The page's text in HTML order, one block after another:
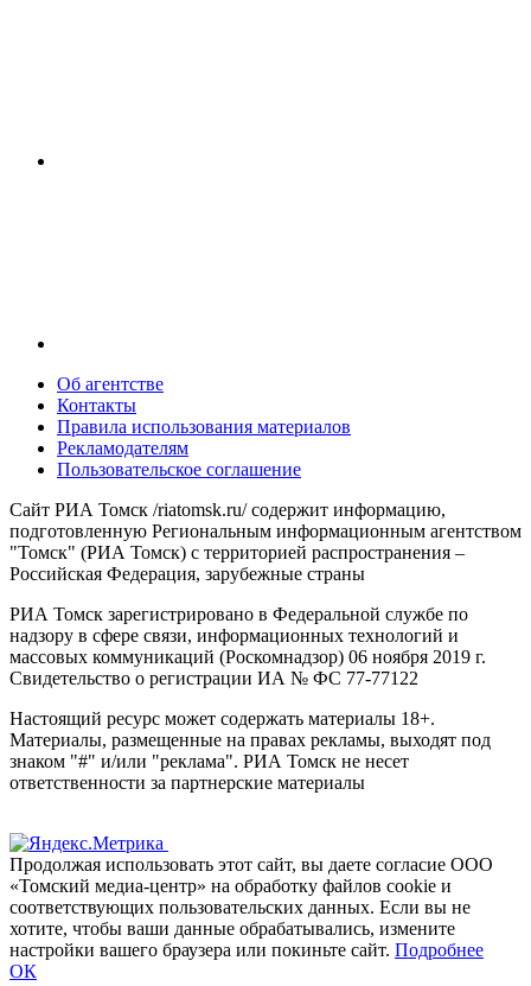
Об агентстве
Контакты
Правила использования материалов
Рекламодателям
Пользовательское соглашение
Сайт РИА Томск /riatomsk.ru/ содержит информацию,
подготовленную Региональным информационным агентством
"Томск" (РИА Томск) с территорией распространения –
Российская Федерация, зарубежные страны
РИА Томск зарегистрировано в Федеральной службе по
надзору в сфере связи, информационных технологий и
массовых коммуникаций (Роскомнадзор) 06 ноября 2019 г.
Свидетельство о регистрации ИА № ФС 77-77122
Настоящий ресурс может содержать материалы 18+.
Материалы, размещенные на правах рекламы, выходят под
знаком "#" и/или "реклама". РИА Томск не несет
ответственности за партнерские материалы
Продолжая использовать этот сайт, вы даете согласие ООО
«Томский медиа-центр» на обработку файлов cookie и
соответствующих пользовательских данных. Если вы не
хотите, чтобы ваши данные обрабатывались, измените
настройки вашего браузера или покиньте сайт. Подробнее
ОК